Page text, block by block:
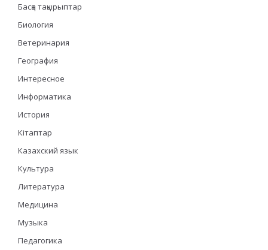
Басқа тақырыптар
Биология
Ветеринария
География
Интересное
Информатика
История
Кітаптар
Казахский язык
Культура
Литература
Медицина
Музыка
Педагогика